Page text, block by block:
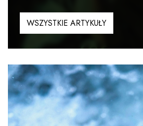
WSZYSTKIE ARTYKUŁY